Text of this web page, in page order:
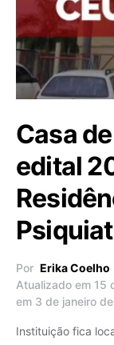
Casa
edital
Por Erika Coelho
Atualizado em 15
em 3 de janeiro
Instituição fica